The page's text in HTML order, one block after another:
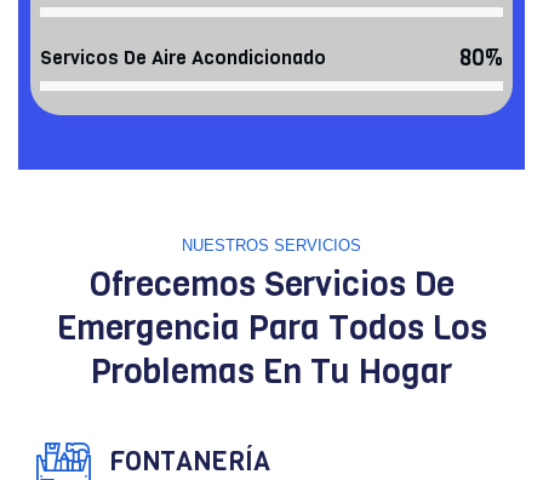
Servicos De Aire Acondicionado 80%
NUESTROS SERVICIOS
Ofrecemos Servicios De
Emergencia Para Todos Los
Problemas En Tu Hogar
FONTANERÍA